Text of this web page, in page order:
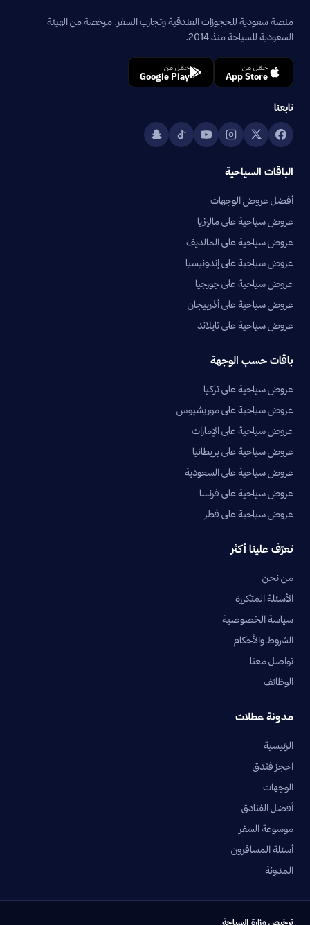
منصة سعودية للحجوزات الفندقية وتجارب السفر. مرخصة من الهيئة
السعودية للسياحة منذ 2014.
حمّل من
App Store
حمّل من
Google Play
تابعنا
الباقات السياحية
أفضل عروض الوجهات
عروض سياحية على ماليزيا
عروض سياحية على المالديف
عروض سياحية على إندونيسيا
عروض سياحية على جورجيا
عروض سياحية على أذربيجان
عروض سياحية على تايلاند
باقات حسب الوجهة
عروض سياحية على تركيا
عروض سياحية على موريشيوس
عروض سياحية على الإمارات
عروض سياحية على بريطانيا
عروض سياحية على السعودية
عروض سياحية على فرنسا
عروض سياحية على قطر
تعرّف علينا أكثر
من نحن
الأسئلة المتكررة
سياسة الخصوصية
الشروط والأحكام
تواصل معنا
الوظائف
مدونة عطلات
الرئيسية
احجز فندق
الوجهات
أفضل الفنادق
موسوعة السفر
أسئلة المسافرون
المدونة
ترخيص وزارة السياحة